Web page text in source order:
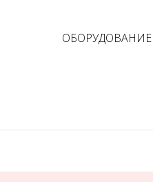
ОБОРУДОВАНИЕ